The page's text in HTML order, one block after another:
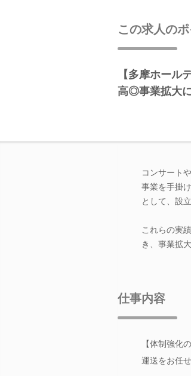
この求人のポ
【多摩ホール
高◎事業拡大
コンサート
事業を手掛
として、設
これらの実
き、事業拡
仕事内容
【体制強化
運送をお任